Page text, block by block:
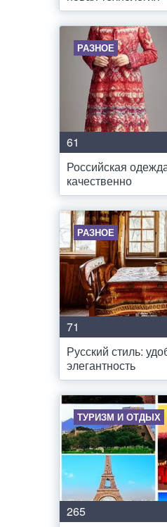
РАЗНОЕ
61
Российская
качественно
РАЗНОЕ
71
Русский стиль:
элегантность
ТУРИЗМ И ОТДЫХ
265